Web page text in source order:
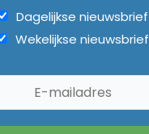
Dagelijkse nieuwsbrief
Wekelijkse nieuwsbrief